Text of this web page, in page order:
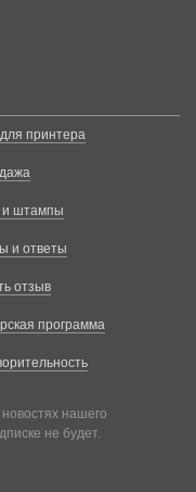
принтера
и штампы
и ответы
отзыв
программа
нашего
не будет.